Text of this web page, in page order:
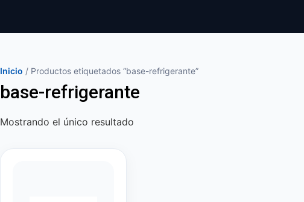
Inicio / Productos etiquetados “base-refrigerante”
base-refrigerante
Mostrando el único resultado